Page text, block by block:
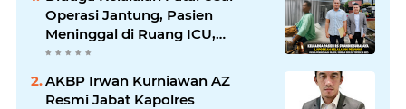
Operasi Jantung, Pasien
Meninggal di Ruang ICU,
Keluarga Tuntut RSUD dr.
Soewandhie Bertanggung
Jawab
AKBP Irwan Kurniawan AZ
Resmi Jabat Kapolres